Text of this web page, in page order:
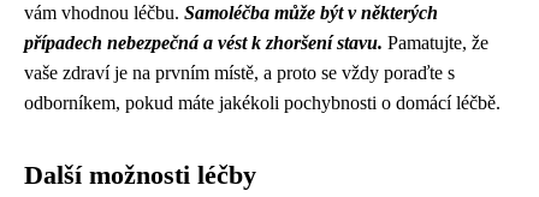
vám vhodnou léčbu. Samoléčba může být v některých
případech nebezpečná a vést k zhoršení stavu. Pamatujte, že
vaše zdraví je na prvním místě, a proto se vždy poraďte s
odborníkem, pokud máte jakékoli pochybnosti o domácí léčbě.
Další možnosti léčby